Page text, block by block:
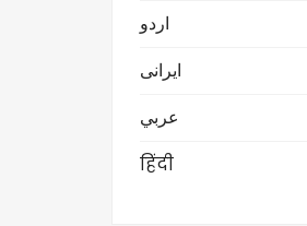
اردو
ایرانی
عربي
हिंदी